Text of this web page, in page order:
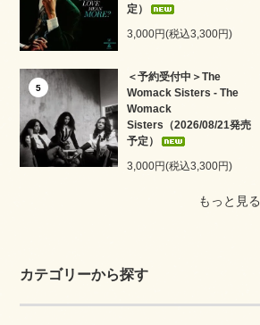
定）
3,000円(税込3,300円)
5
＜予約受付中＞The
Womack Sisters - The
Womack
Sisters（2026/08/21発売
予定）
3,000円(税込3,300円)
もっと見る
カテゴリーから探す